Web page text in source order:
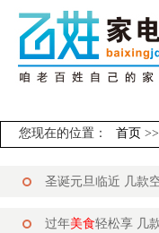
您现在的位置： 首页 >>
圣诞元旦临近 几款
过年美食轻松享 几